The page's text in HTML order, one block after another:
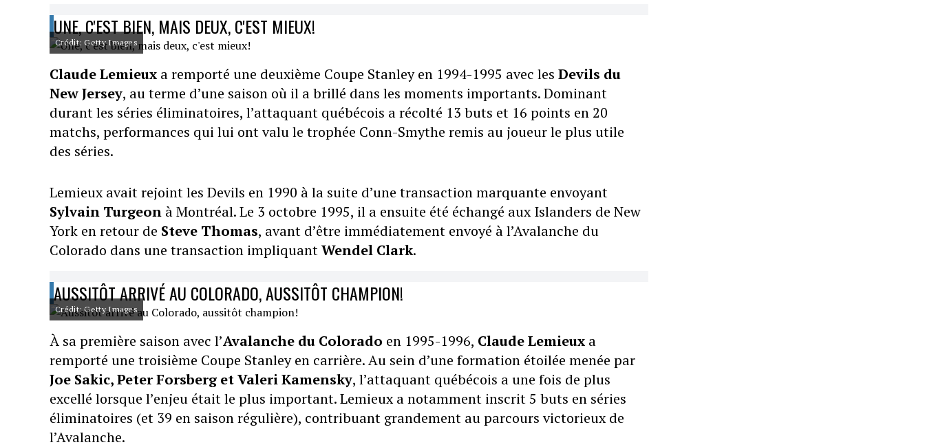
UNE, C'EST BIEN, MAIS DEUX, C'EST MIEUX!
Crédit: Getty Images
Claude Lemieux a remporté une deuxième Coupe Stanley en 1994-1995 avec les Devils du
New Jersey, au terme d’une saison où il a brillé dans les moments importants. Dominant
durant les séries éliminatoires, l’attaquant québécois a récolté 13 buts et 16 points en 20
matchs, performances qui lui ont valu le trophée Conn-Smythe remis au joueur le plus utile
des séries.
Lemieux avait rejoint les Devils en 1990 à la suite d’une transaction marquante envoyant
Sylvain Turgeon à Montréal. Le 3 octobre 1995, il a ensuite été échangé aux Islanders de New
York en retour de Steve Thomas, avant d’être immédiatement envoyé à l’Avalanche du
Colorado dans une transaction impliquantWendel Clark.
AUSSITÔT ARRIVÉ AU COLORADO, AUSSITÔT CHAMPION!
Crédit: Getty Images
À sa première saison avec l’Avalanche du Colorado en 1995-1996, Claude Lemieux a
remporté une troisième Coupe Stanley en carrière. Au sein d’une formation étoilée menée par
Joe Sakic, Peter Forsberg et Valeri Kamensky, l’attaquant québécois a une fois de plus
excellé lorsque l’enjeu était le plus important. Lemieux a notamment inscrit 5 buts en séries
éliminatoires (et 39 en saison régulière), contribuant grandement au parcours victorieux de
l’Avalanche.